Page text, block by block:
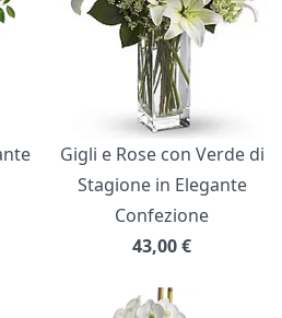
Gigli e Rose con Verde di
Stagione in Elegante
Confezione
43,00€